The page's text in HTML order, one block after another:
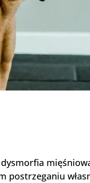
postrzeganiu